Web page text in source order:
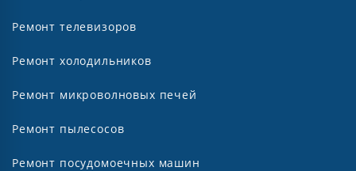
Ремонт телевизоров
Ремонт холодильников
Ремонт микроволновых печей
Ремонт пылесосов
Ремонт посудомоечных машин